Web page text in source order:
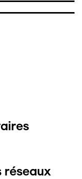
réseaux